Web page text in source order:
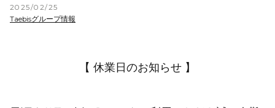
2025/02/25
Taebisグループ情報
【 休業日のお知らせ 】